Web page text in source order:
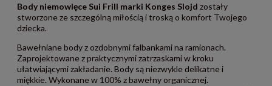
Body niemowlęce Sui Frill marki Konges Slojd zostały
stworzone ze szczególną miłością i troską o komfort Twojego
dziecka.
Bawełniane body z ozdobnymi falbankami na ramionach.
Zaprojektowane z praktycznymi zatrzaskami w kroku
ułatwiającymi zakładanie.Body są niezwykle delikatne i
miękkie. Wykonane w 100% z bawełny organicznej.